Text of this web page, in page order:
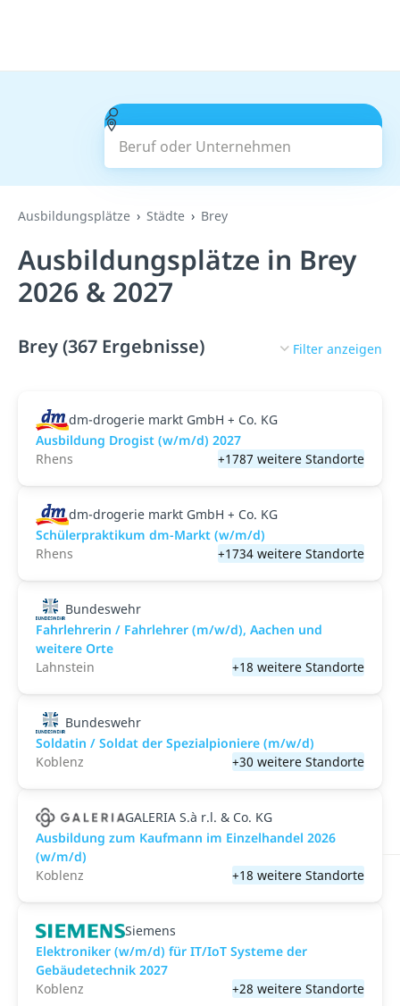
Beruf oder Unternehmen
Suchen
Ausbildungsplätze Städte Brey
Ausbildungsplätze in Brey
2026 & 2027
Brey (367 Ergebnisse) Filter anzeigen
dm-drogerie markt GmbH + Co. KG
Ausbildung Drogist (w/m/d) 2027
Rhens
+1787 weitere Standorte
dm-drogerie markt GmbH + Co. KG
Schülerpraktikum dm-Markt (w/m/d)
Rhens
+1734 weitere Standorte
Bundeswehr
Fahrlehrerin / Fahrlehrer (m/w/d), Aachen und
weitere Orte
Lahnstein
+18 weitere Standorte
Bundeswehr
Soldatin / Soldat der Spezialpioniere (m/w/d)
Koblenz
+30 weitere Standorte
GALERIA S.à r.l. & Co. KG
Ausbildung zum Kaufmann im Einzelhandel 2026
(w/m/d)
Koblenz
+18 weitere Standorte
Siemens
Elektroniker (w/m/d) für IT/IoT Systeme der
Gebäudetechnik 2027
Koblenz
+28 weitere Standorte